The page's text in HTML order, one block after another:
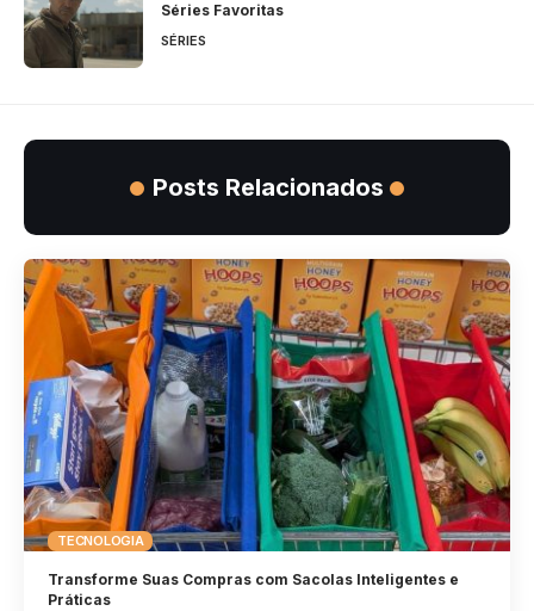
Séries Favoritas
SÉRIES
Posts Relacionados
TECNOLOGIA
Transforme Suas Compras com Sacolas Inteligentes e
Práticas